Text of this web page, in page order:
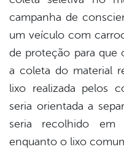
campanha de
um veículo com
de proteção para que
a coleta do material
lixo realizada pelos
seria orientada a
seria recolhido em
enquanto o lixo